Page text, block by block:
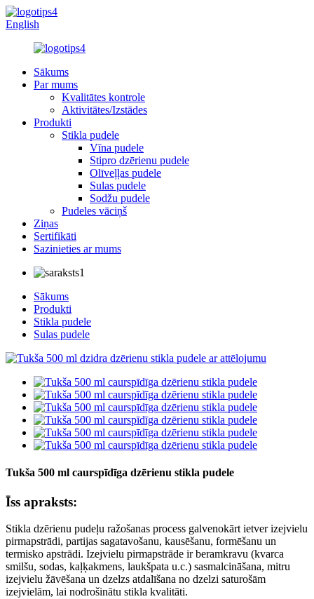
English
Sākums
Par mums
Kvalitātes kontrole
Aktivitātes/Izstādes
Produkti
Stikla pudele
Vīna pudele
Stipro dzērienu pudele
Olīveļļas pudele
Sulas pudele
Sodžu pudele
Pudeles vāciņš
Ziņas
Sertifikāti
Sazinieties ar mums
Sākums
Produkti
Stikla pudele
Sulas pudele
Tukša 500 ml caurspīdīga dzērienu stikla pudele
Īss apraksts:
Stikla dzērienu pudeļu ražošanas process galvenokārt ietver izejvielu
pirmapstrādi, partijas sagatavošanu, kausēšanu, formēšanu un
termisko apstrādi. Izejvielu pirmapstrāde ir beramkravu (kvarca
smilšu, sodas, kaļķakmens, laukšpata u.c.) sasmalcināšana, mitru
izejvielu žāvēšana un dzelzs atdalīšana no dzelzi saturošām
izejvielām, lai nodrošinātu stikla kvalitāti.